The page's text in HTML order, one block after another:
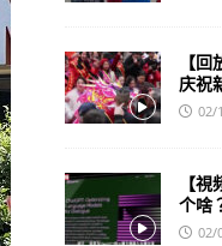
【
庆祝
02/
【
个啥
02/